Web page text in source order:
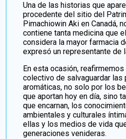
Una de las historias que
procedente del sitio del
Pimachiowin Aki en Canadá,
contiene tanta medicina que
considera la mayor farmacia
expresó un representante de
En esta ocasión,
colectivo de salvaguardar
aromáticas, no solo por los
que aportan hoy en día, sino
que encarnan, los
ambientales y culturales
ellas y los medios de vida
generaciones venideras.